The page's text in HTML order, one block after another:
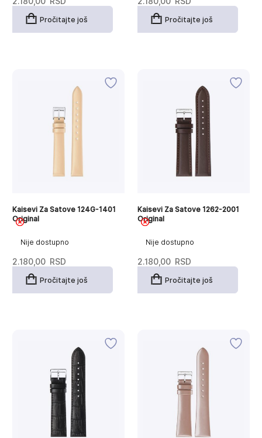
Pročitajte još Pročitajte još
Nije dostupno
Kaisevi Za Satove 124G-1401
Original
2.180,00 RSD
Pročitajte još
Nije dostupno
Kaisevi Za Satove 1262-2001
Original
2.180,00 RSD
Pročitajte još